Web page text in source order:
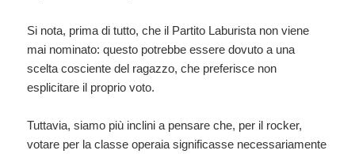
Si nota, prima di tutto, che il Partito Laburista non viene
mai nominato: questo potrebbe essere dovuto a una
scelta cosciente del ragazzo, che preferisce non
esplicitare il proprio voto.
Tuttavia, siamo più inclini a pensare che, per il rocker,
votare per la classe operaia significasse necessariamente